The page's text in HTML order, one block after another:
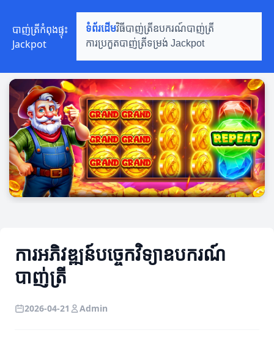
បាញ់ត្រីកំពុងផ្ទុះ
Jackpot
ទំព័រដើមវិធីបាញ់ត្រីឧបករណ៍បាញ់ត្រី
ការប្រកួតបាញ់ត្រីទម្រង់ Jackpot
ការអភិវឌ្ឍន៍បច្ចេកវិទ្យាឧបករណ៍
បាញ់ត្រី
2026-04-21 Admin